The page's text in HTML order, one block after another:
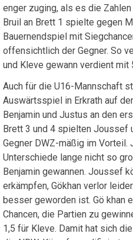
enger zuging, als es die
Bruil an Brett 1 spielte gegen
Bauernendspiel mit
offensichtlich der Gegner. So
und Kleve gewann verdient mit
Auch für die U16-Mannschaft
Auswärtsspiel in Erkrath auf
Benjamin und Justus an den
Brett 3 und 4 spielten Joussef
Gegner DWZ-mäßig im Vorteil.
Unterschiede lange nicht so
Benjamin gewannen. Joussef
erkämpfen, Gökhan verlor
besser geworden ist. Gö khan
Chancen, die Partien zu
1,5 für Kleve. Damit hat sich